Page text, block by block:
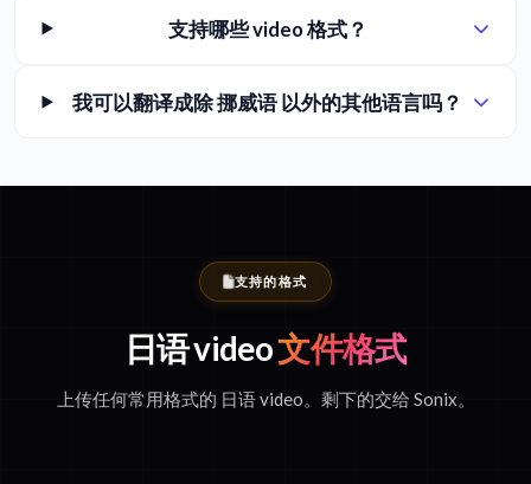
支持哪些 video 格式？
我可以翻译成除 挪威语 以外的其他语言吗？
支持的格式
日语 video文件格式
上传任何常用格式的 日语 video。剩下的交给 Sonix。